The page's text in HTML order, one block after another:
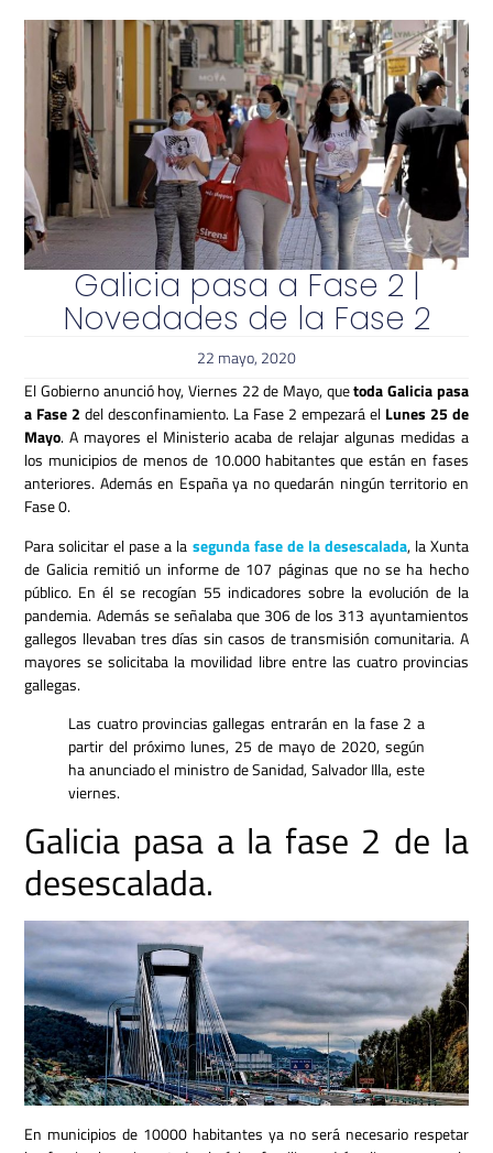
Galicia pasa a Fase 2 |
Novedades de la Fase 2
22 mayo, 2020
El Gobierno anunció hoy, Viernes 22 de Mayo, quetoda Galicia pasa
a Fase 2 del desconfinamiento. La Fase 2 empezará el Lunes 25 de
Mayo. A mayores el Ministerio acaba de relajar algunas medidas a
los municipios de menos de 10.000 habitantes que están en fases
anteriores. Además en España ya no quedarán ningún territorio en
Fase 0.
Para solicitar el pase a la segunda fase de la desescalada, la Xunta
de Galicia remitió un informe de 107 páginas que no se ha hecho
público. En él se recogían 55 indicadores sobre la evolución de la
pandemia. Además se señalaba que 306 de los 313 ayuntamientos
gallegos llevaban tres días sin casos de transmisión comunitaria. A
mayores se solicitaba la movilidad libre entre las cuatro provincias
gallegas.
Las cuatro provincias gallegas entrarán en la fase 2 a
partir del próximo lunes, 25 de mayo de 2020, según
ha anunciado el ministro de Sanidad, Salvador Illa, este
viernes.
Galicia pasa a la fase 2 de la
desescalada.
En municipios de 10000 habitantes ya no será necesario respetar